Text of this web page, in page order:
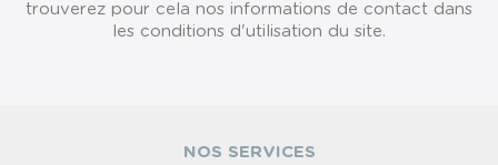
trouverez pour cela nos informations de contact dans
les conditions d'utilisation du site.
NOS SERVICES